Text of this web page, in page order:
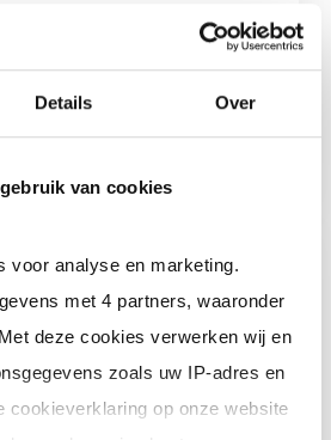
Details Over
van cookies
voor analyse en marketing.
met 4 partners, waaronder
deze cookies verwerken wij en
zoals uw IP-adres en
cookieverklaring op onze website
als een professional
de slag gaat.
interim,
of ZZP
(of ik wil in
in door jouw cv te